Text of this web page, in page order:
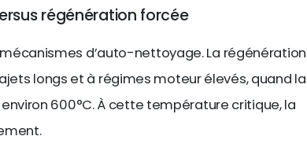
régénération forcée
d’auto-nettoyage. La régénération
longs et à régimes moteur élevés, quand la
600°C. À cette température critique, la